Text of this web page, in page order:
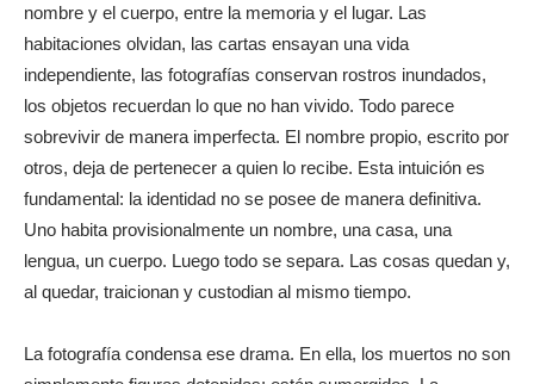
nombre y el cuerpo, entre la memoria y el lugar. Las
habitaciones olvidan, las cartas ensayan una vida
independiente, las fotografías conservan rostros inundados,
los objetos recuerdan lo que no han vivido. Todo parece
sobrevivir de manera imperfecta. El nombre propio, escrito por
otros, deja de pertenecer a quien lo recibe. Esta intuición es
fundamental: la identidad no se posee de manera definitiva.
Uno habita provisionalmente un nombre, una casa, una
lengua, un cuerpo. Luego todo se separa. Las cosas quedan y,
al quedar, traicionan y custodian al mismo tiempo.
La fotografía condensa ese drama. En ella, los muertos no son